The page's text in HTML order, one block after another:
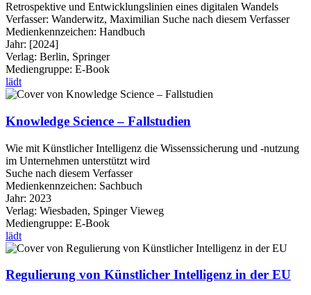
Retrospektive und Entwicklungslinien eines digitalen Wandels
Verfasser: Wanderwitz, Maximilian Suche nach diesem Verfasser
Medienkennzeichen: Handbuch
Jahr: [2024]
Verlag: Berlin, Springer
Mediengruppe: E-Book
lädt
Knowledge Science – Fallstudien
Wie mit Künstlicher Intelligenz die Wissenssicherung und -nutzung
im Unternehmen unterstützt wird
Suche nach diesem Verfasser
Medienkennzeichen: Sachbuch
Jahr: 2023
Verlag: Wiesbaden, Spinger Vieweg
Mediengruppe: E-Book
lädt
Regulierung von Künstlicher Intelligenz in der EU